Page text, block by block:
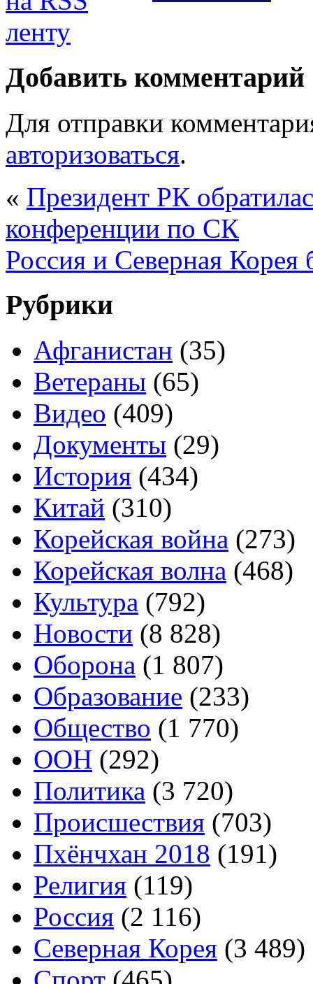
Добавить комментарий
Для отправки
авторизоваться.
« Президент РК
конференции по СК
Россия и Северная Корея
Рубрики
Афганистан (35)
Ветераны (65)
Видео (409)
Документы (29)
История (434)
Китай (310)
Корейская война (273)
Корейская волна (468)
Культура (792)
Новости (8 828)
Оборона (1 807)
Образование (233)
Общество (1 770)
ООН (292)
Политика (3 720)
Происшествия (703)
Пхёнчхан 2018 (191)
Религия (119)
Россия (2 116)
Северная Корея (3 489)